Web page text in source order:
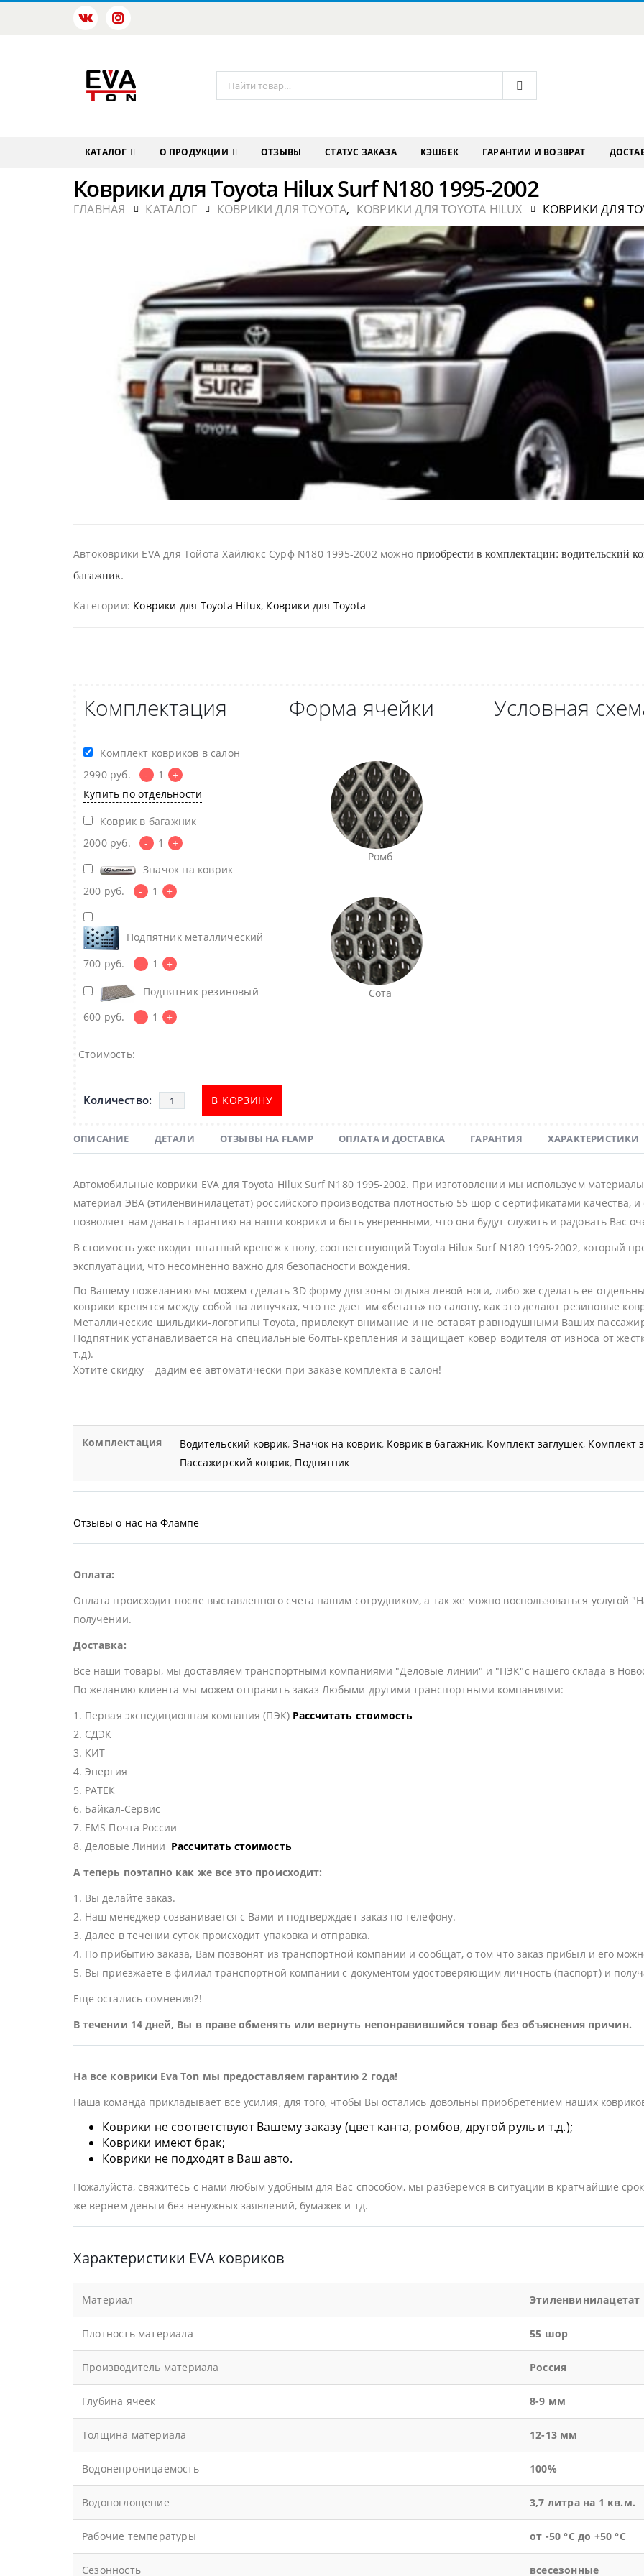
КАТАЛОГ О ПРОДУКЦИИ ОТЗЫВЫ СТАТУС ЗАКАЗА КЭШБЕК ГАРАНТИИ И ВОЗВРАТ
Коврики для Toyota Hilux Surf N180 1995-2002
ГЛАВНАЯ КАТАЛОГ КОВРИКИ ДЛЯ TOYOTA, КОВРИКИ ДЛЯ TOYOTA HILUX КОВРИКИ ДЛЯ
Автоковрики EVA для Тойота Хайлюкс Сурф N180 1995-2002 можно приобрести в комплектации: водительский
багажник.
Категории: Коврики для Toyota Hilux, Коврики для Toyota
Комплектация
Комплект ковриков в салон
2990 руб. - 1
+
Купить по отдельности
Коврик в багажник
2000 руб. - 1
+
Значок на коврик
200 руб. - 1 +
Подпятник металлический
700 руб. - 1 +
Подпятник резиновый
600 руб. - 1 +
Форма ячейки
Ромб
Сота
Условная
Стоимость:
В КОРЗИНУ
ОПИСАНИЕ ДЕТАЛИ ОТЗЫВЫ НА FLAMP ОПЛАТА И ДОСТАВКА ГАРАНТИЯ ХАРАКТЕРИСТИКИ
Автомобильные коврики EVA для Toyota Hilux Surf N180 1995-2002. При изготовлении мы используем
материал ЭВА (этиленвинилацетат) российского производства плотностью 55 шор с сертификатами качества,
позволяет нам давать гарантию на наши коврики и быть уверенными, что они будут служить и радовать Вас
В стоимость уже входит штатный крепеж к полу, соответствующий Toyota Hilux Surf N180 1995-2002, который
эксплуатации, что несомненно важно для безопасности вождения.
По Вашему пожеланию мы можем сделать 3D форму для зоны отдыха левой ноги, либо же сделать ее
коврики крепятся между собой на липучках, что не дает им «бегать» по салону, как это делают резиновые
Металлические шильдики-логотипы Toyota, привлекут внимание и не оставят равнодушными Ваших
Подпятник устанавливается на специальные болты-крепления и защищает ковер водителя от износа от
т.д).
Хотите скидку – дадим ее автоматически при заказе комплекта в салон!
Комплектация Водительский коврик,Значок на коврик, Коврик в багажник, Комплект заглушек, Комплект
Пассажирский коврик, Подпятник
Отзывы о нас на Флампе
Оплата:
Оплата происходит после выставленного счета нашим сотрудником, а так же можно воспользоваться
получении.
Доставка:
Все наши товары, мы доставляем транспортными компаниями "Деловые линии" и "ПЭК"с нашего склада в
По желанию клиента мы можем отправить заказ Любыми другими транспортными компаниями:
1. Первая экспедиционная компания (ПЭК) Рассчитать стоимость
2. СДЭК
3. КИТ
4. Энергия
5. РАТЕК
6. Байкал-Сервис
7. EMS Почта России
8. Деловые Линии Рассчитать стоимость
А теперь поэтапно как же все это происходит:
1. Вы делайте заказ.
2. Наш менеджер созванивается с Вами и подтверждает заказ по телефону.
3. Далее в течении суток происходит упаковка и отправка.
4. По прибытию заказа, Вам позвонят из транспортной компании и сообщат, о том что заказ прибыл и его
5. Вы приезжаете в филиал транспортной компании с документом удостоверяющим личность (паспорт) и
Еще остались сомнения?!
В течении 14 дней, Вы в праве обменять или вернуть непонравившийся товар без объяснения причин.
На все коврики Eva Ton мы предоставляем гарантию 2 года!
Наша команда прикладывает все усилия, для того, чтобы Вы остались довольны приобретением наших
Коврики не соответствуют Вашему заказу (цвет канта, ромбов, другой руль и т.д.);
Коврики имеют брак;
Коврики не подходят в Ваш авто.
Пожалуйста, свяжитесь с нами любым удобным для Вас способом, мы разберемся в ситуации в кратчайшие
же вернем деньги без ненужных заявлений, бумажек и тд.
Характеристики EVA ковриков
Материал Этиленвинилацетат
Плотность материала 55 шор
Производитель материала Россия
Глубина ячеек 8-9 мм
Толщина материала 12-13 мм
Водонепроницаемость 100%
Водопоглощение 3,7 литра на 1 кв.м.
Рабочие температуры от -50 °С до +50 °С
Сезонность всесезонные